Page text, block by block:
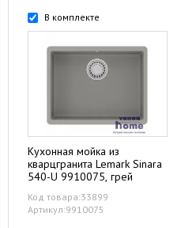
В комплекте
Кухонная мойка из
кварцгранита Lemark Sinara
540-U 9910075, грей
Код товара:33899
Артикул:9910075